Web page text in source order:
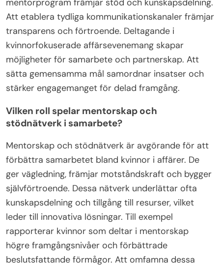
Att etablera tydliga kommunikationskanaler främjar
transparens och förtroende. Deltagande i
kvinnorfokuserade affärsevenemang skapar
möjligheter för samarbete och partnerskap. Att
sätta gemensamma mål samordnar insatser och
stärker engagemanget för delad framgång.
Vilken roll spelar mentorskap och
stödnätverk i samarbete?
Mentorskap och stödnätverk är avgörande för att
förbättra samarbetet bland kvinnor i affärer. De
ger vägledning, främjar motståndskraft och bygger
självförtroende. Dessa nätverk underlättar ofta
kunskapsdelning och tillgång till resurser, vilket
leder till innovativa lösningar. Till exempel
rapporterar kvinnor som deltar i mentorskap
högre framgångsnivåer och förbättrade
beslutsfattande förmågor. Att omfamna dessa